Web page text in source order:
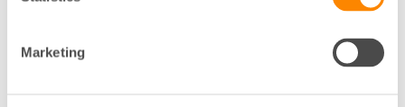
Marketing